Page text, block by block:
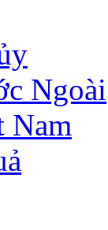
Ngoài
Nam